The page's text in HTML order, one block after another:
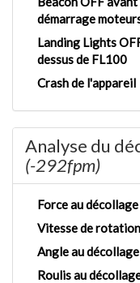
démarrage
Landing Lights
dessus de FL100
Crash de l'appareil
Analyse du
(-292fpm)
Force au décollage
Vitesse de rotation
Angle au décollage
Roulis au